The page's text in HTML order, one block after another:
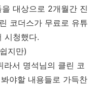
대상으로 2개월간 진
코더스가 무료로 유튜
시청했다.
지만)
라서 명석님의 클린 코
야할 내용들로 가득찬